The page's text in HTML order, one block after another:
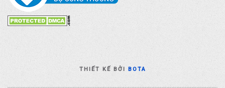
THIẾT KẾ BỞIBOTA